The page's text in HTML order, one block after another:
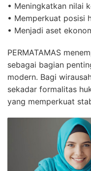
• Meningkatkan nilai
• Memperkuat posisi
• Menjadi aset
PERMATAMAS
sebagai bagian
modern. Bagi
sekadar formalitas
yang memperkuat